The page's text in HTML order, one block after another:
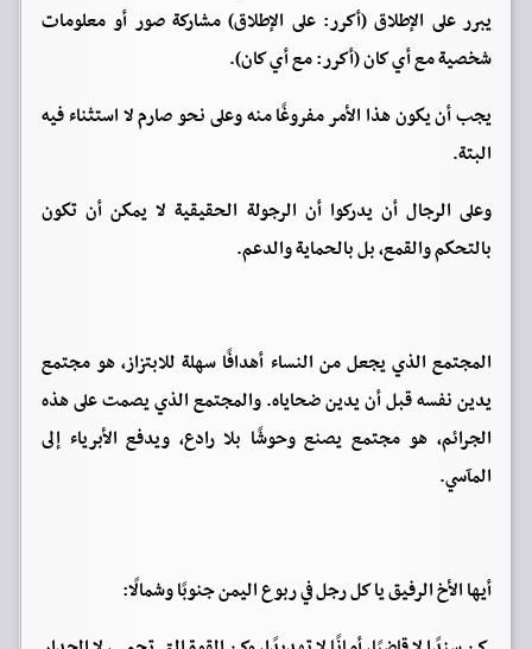
يبرر على الإطلاق (أكرر: على الإطلاق) مشاركة صور أو معلومات
شخصية مع أي كان (أكرر: مع أي كان).
يجب أن يكون هذا الأمر مفروغًا منه وعلى نحو صارم لا استثناء فيه
البتة.
وعلى الرجال أن يدركوا أن الرجولة الحقيقية لا يمكن أن تكون
بالتحكم والقمع، بل بالحماية والدعم.
المجتمع الذي يجعل من النساء أهدافًا سهلة للابتزاز، هو مجتمع
يدين نفسه قبل أن يدين ضحاياه. والمجتمع الذي يصمت على هذه
الجرائم، هو مجتمع يصنع وحوشًا بلا رادع، ويدفع الأبرياء إلى
المآسي.
أيها الأخ الرفيق يا كل رجل في ربوع اليمن جنوبًا وشمالًا: